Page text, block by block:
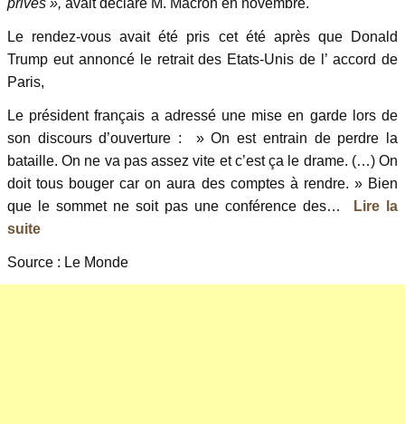
Le rendez-vous avait été pris cet été après que Donald
Trump eut annoncé le retrait des Etats-Unis de l’ accord de
Paris,
Le président français a adressé une mise en garde lors de
son discours d’ouverture : » On est entrain de perdre la
bataille. On ne va pas assez vite et c’est ça le drame. (…) On
doit tous bouger car on aura des comptes à rendre. » Bien
que le sommet ne soit pas une conférence des…
Lire la
suite
Source : Le Monde